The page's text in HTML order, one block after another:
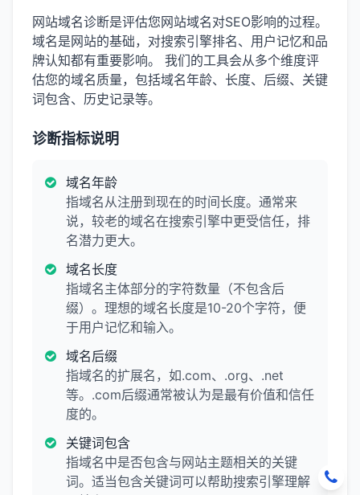
网站域名诊断是评估您网站域名对SEO影响的过程。
域名是网站的基础，对搜索引擎排名、用户记忆和品
牌认知都有重要影响。 我们的工具会从多个维度评
估您的域名质量，包括域名年龄、长度、后缀、关键
词包含、历史记录等。
诊断指标说明
域名年龄
指域名从注册到现在的时间长度。通常来
说，较老的域名在搜索引擎中更受信任，排
名潜力更大。
域名长度
指域名主体部分的字符数量（不包含后
缀）。理想的域名长度是10-20个字符，便
于用户记忆和输入。
域名后缀
指域名的扩展名，如.com、.org、.net
等。.com后缀通常被认为是最有价值和信任
度的。
关键词包含
指域名中是否包含与网站主题相关的关键
词。适当包含关键词可以帮助搜索引擎理解